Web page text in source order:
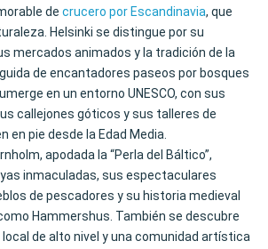
de crucero por Escandinavia, que
Helsinki se distingue por su
mercados animados y la tradición de la
de encantadores paseos por bosques
en un entorno UNESCO, con sus
callejones góticos y sus talleres de
en pie desde la Edad Media.
apodada la “Perla del Báltico”,
inmaculadas, sus espectaculares
de pescadores y su historia medieval
Hammershus. También se descubre
de alto nivel y una comunidad artística